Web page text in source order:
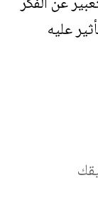
عليه